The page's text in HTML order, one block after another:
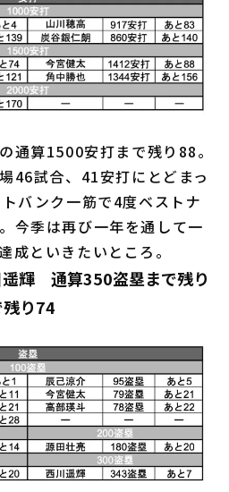
通算1500安打まで残り88。
46試合、41安打にとどまっ
バンク一筋で4度ベストナ
今季は再び一年を通して一
成といきたいところ。
遥輝 通算350盗塁まで残り
り74